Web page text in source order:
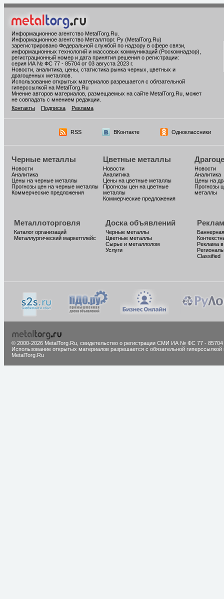
Информационное агентство MetalTorg.Ru
Информационное агентство Металлторг. Ру (MetalTorg.Ru)
зарегистрировано Федеральной службой по надзору в сфере связи,
информационных технологий и массовых коммуникаций (Роскомнадзор),
регистрационный номер и дата принятия решения о регистрации:
серия ИА № ФС 77 - 85704 от 03 августа 2023 г.
Новости, аналитика, цены, статистика рынка черных, цветных и
драгоценных металлов.
Использование открытых материалов разрешается с обязательной
гиперссылкой на MetalTorg.Ru
Мнение авторов материалов, размещаемых на сайте MetalTorg.Ru, может
не совпадать с мнением редакции.
Контакты
Подписка Реклама
RSS ВКонтакте Одноклассники
Черные металлы
Новости
Аналитика
Цены на черные металлы
Прогнозы цен на черные металлы
Коммерческие предложения
Цветные металлы
Новости
Аналитика
Цены на цветные металлы
Прогнозы цен на цветные
металлы
Коммерческие предложения
Новости
Аналитика
Цены на
Прогнозы
металлы
Металлоторговля
Каталог организаций
Металлургический маркетплейс
Доска объявлений
Черные металлы
Цветные металлы
Сырье и металлолом
Услуги
Реклама
Classified
© 2000-2026 MetalTorg.Ru, cвидетельство о регистрации СМИ ИА № ФС 77 - 85704
Использование открытых материалов разрешается с обязательной гиперссылкой
MetalTorg.Ru